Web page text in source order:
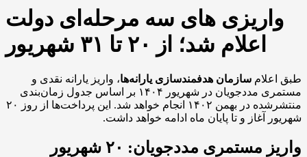
واریزی‌ های سه‌ مرحله‌ای دولت
اعلام شد؛ از ۲۰ تا ۳۱ شهریور
طبق اعلام سازمان هدفمندسازی یارانه‌ها، واریز یارانه نقدی و
مستمری مددجویان در شهریور ۱۴۰۴ بر اساس جدول زمان‌بندی
منتشرشده در بهمن ۱۴۰۲ انجام خواهد شد. این پرداخت‌ها از روز ۲۰
شهریور آغاز و تا پایان ماه ادامه خواهد داشت.
واریز مستمری مددجویان: ۲۰ شهریور